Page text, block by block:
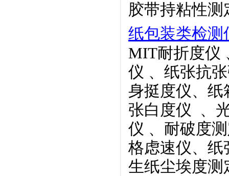
胶带持粘性
纸包装类检测
MIT耐折度仪
仪 、 纸张抗
身挺度仪、纸
张白度仪
、
仪 、耐破度
格虑速仪、纸
生纸尘埃度测